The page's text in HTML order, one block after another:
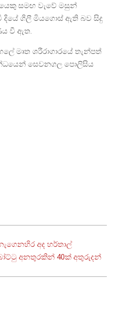
සමඟ වැවේ මසුන්
දියේ ගිලී මියගොස් ඇති බව සිදු
වී ඇත.
මෘත ශරීරාගාරයේ තැන්පත්
සෙවනගල පොලිසිය
අද හර්තාල්
අනතුරකින් 40ක් අතුරුදන්